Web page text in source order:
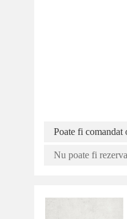
Poate fi comandat
Nu poate fi